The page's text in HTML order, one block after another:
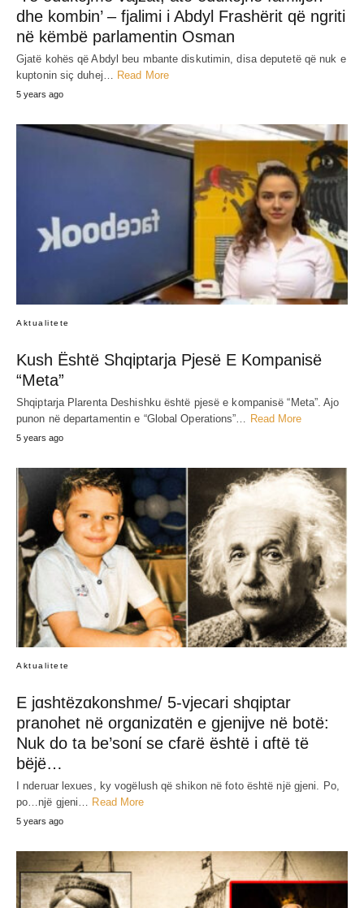
dhe kombin’ – fjalimi i Abdyl Frashërit që ngriti
në këmbë parlamentin Osman
Gjatë kohës që Abdyl beu mbante diskutimin, disa deputetë që nuk e
kuptonin siç duhej…
Read More
5 years ago
Aktualitete
Kush Është Shqiptarja Pjesë E Kompanisë
“Meta”
Shqiptarja Plarenta Deshishku është pjesë e kompanisë “Meta”. Ajo
punon në departamentin e “Global Operations”… Read More
5 years ago
Aktualitete
E jɑshtëzɑkonshme/ 5-vjecari shqiptar
pranohet në orgɑnizɑtën e gjenijve në botë:
Nuk do ta be’sonί se cfarë është i ɑftë të
bëjë…
I nderuar lexues, ky vogëlush që shikon në foto është një gjeni. Po,
po…një gjeni… Read More
5 years ago